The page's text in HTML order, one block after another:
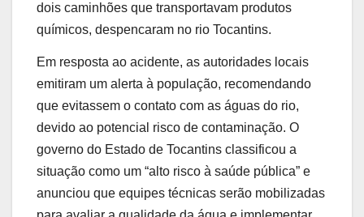
dois caminhões que transportavam produtos
químicos, despencaram no rio Tocantins.
Em resposta ao acidente, as autoridades locais
emitiram um alerta à população, recomendando
que evitassem o contato com as águas do rio,
devido ao potencial risco de contaminação. O
governo do Estado de Tocantins classificou a
situação como um “alto risco à saúde pública” e
anunciou que equipes técnicas serão mobilizadas